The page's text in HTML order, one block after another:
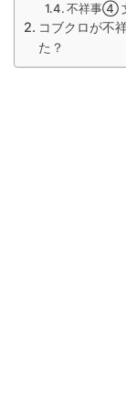
不祥事④
コブクロが不
た？